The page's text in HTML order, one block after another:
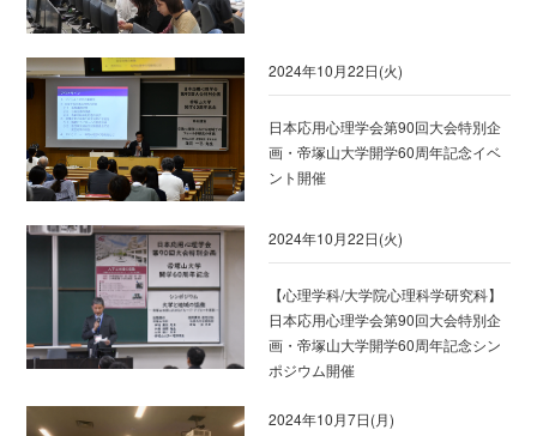
2024年10月22日(火)
日本応用心理学会第90回大会特別企
画・帝塚山大学開学60周年記念イベ
ント開催
2024年10月22日(火)
【心理学科/大学院心理科学研究科】
日本応用心理学会第90回大会特別企
画・帝塚山大学開学60周年記念シン
ポジウム開催
2024年10月7日(月)